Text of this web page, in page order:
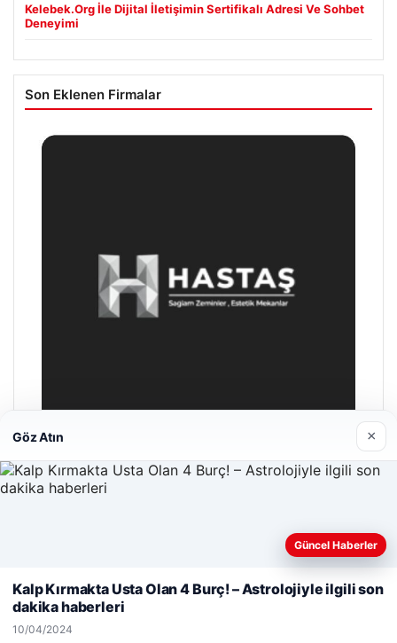
Kelebek.Org İle Dijital İletişimin Sertifikalı Adresi Ve Sohbet
Deneyimi
Son Eklenen Firmalar
Hastaş Beton
Web sitemizi nasıl kullandığınızı daha iyi anlayabilmek,
kullanıyoruz.Çerez Politikamız
Göz Atın ×
Güncel Haberler
Kalp Kırmakta Usta Olan 4 Burç! – Astrolojiyle ilgili son
dakika haberleri
10/04/2024